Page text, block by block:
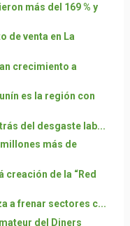
más del 169 % y
de venta en La
crecimiento a
es la región con
del desgaste lab...
más de
de la “Red
a frenar sectores c...
del Diners